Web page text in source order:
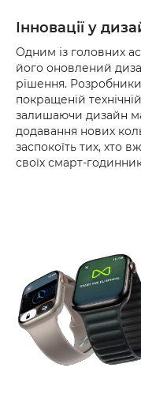
Інновації у
Одним із головних
його оновлений
рішення.
покращеній
залишаючи дизайн
додавання нових
заспокоїть тих, хто
своїх смарт-